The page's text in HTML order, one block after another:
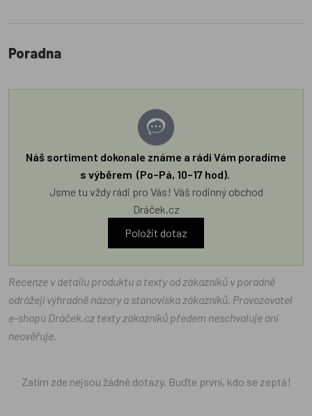
Poradna
Náš sortiment dokonale známe a rádi Vám poradíme
s výběrem (Po–Pá, 10–17 hod).
Jsme tu vždy rádi pro Vás! Váš rodinný obchod
Dráček.cz
Položit dotaz
Recenze v detailu produktu a texty od zákazníků v poradně
odrážejí výhradně názory a stanoviska zákazníků. Provozovatel
e-shopu Dráček.cz texty zákazníků předem neschvaluje ani
neověřuje.
Zatím zde nejsou žádné dotazy. Buďte první, kdo se zeptá!